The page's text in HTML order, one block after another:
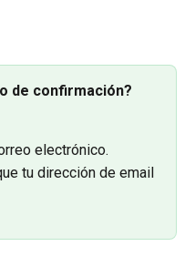
de confirmación?
electrónico.
tu dirección de email